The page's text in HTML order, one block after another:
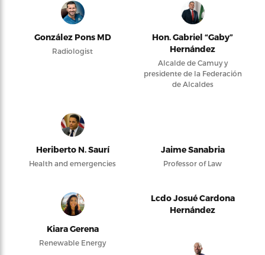
González Pons MD
Radiologist
Hon. Gabriel “Gaby”
Hernández
Alcalde de Camuy y
presidente de la Federación
de Alcaldes
Heriberto N. Saurí
Health and emergencies
Jaime Sanabria
Professor of Law
Kiara Gerena
Renewable Energy
Lcdo Josué Cardona
Hernández